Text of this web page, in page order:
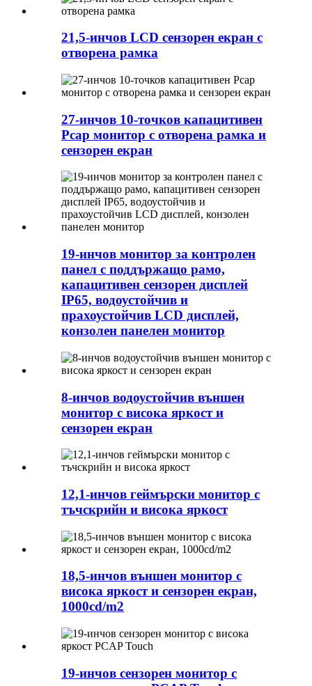
21,5-инчов LCD сензорен екран с
отворена рамка
27-инчов 10-точков капацитивен
Pcap монитор с отворена рамка и
сензорен екран
19-инчов монитор за контролен
панел с поддържащо рамо,
капацитивен сензорен дисплей
IP65, водоустойчив и
прахоустойчив LCD дисплей,
конзолен панелен монитор
8-инчов водоустойчив външен
монитор с висока яркост и
сензорен екран
12,1-инчов геймърски монитор с
тъчскрийн и висока яркост
18,5-инчов външен монитор с
висока яркост и сензорен екран,
1000cd/m2
19-инчов сензорен монитор с